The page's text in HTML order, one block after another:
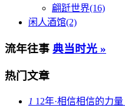
翩跹世界(16)
闲人酒馆(2)
流年往事 典当时光 »
热门文章
1 12年·相信相信的力量